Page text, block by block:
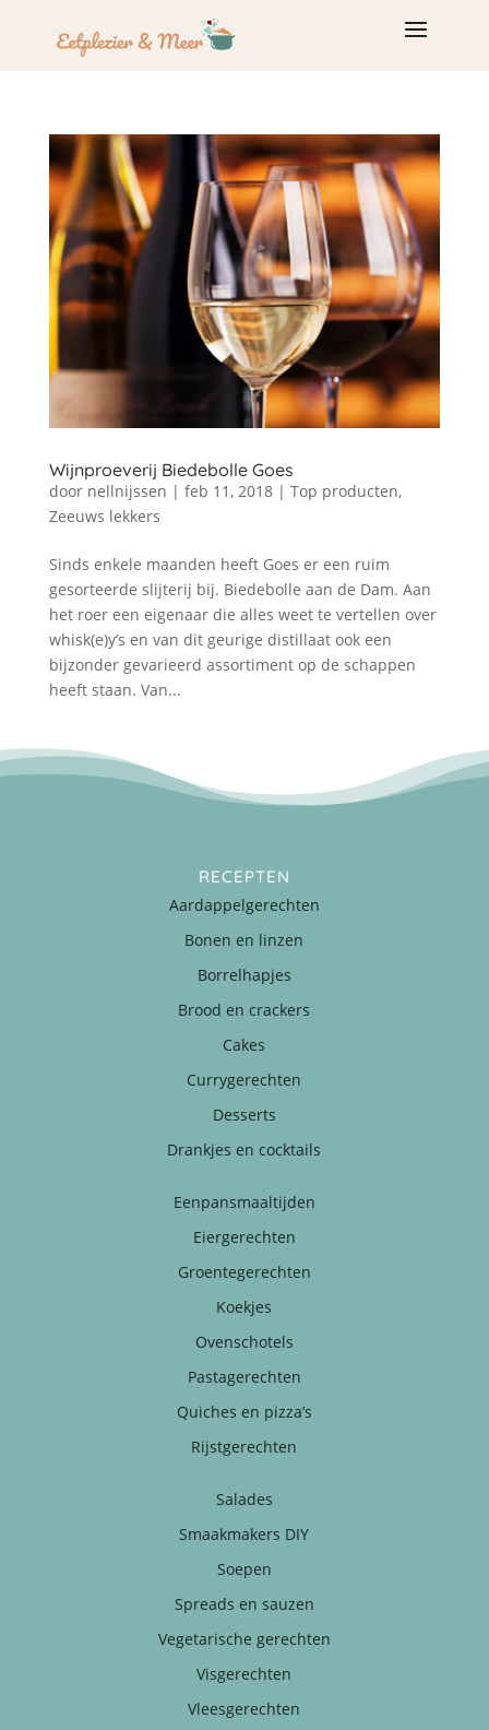
Wijnproeverij Biedebolle Goes
door nellnijssen | feb 11, 2018| Top producten,
Zeeuws lekkers
Sinds enkele maanden heeft Goes er een ruim
gesorteerde slijterij bij. Biedebolle aan de Dam. Aan
het roer een eigenaar die alles weet te vertellen over
whisk(e)y’s en van dit geurige distillaat ook een
bijzonder gevarieerd assortiment op de schappen
heeft staan. Van...
RECEPTEN
Aardappelgerechten
Bonen en linzen
Borrelhapjes
Brood en crackers
Cakes
Currygerechten
Desserts
Drankjes en cocktails
Eenpansmaaltijden
Eiergerechten
Groentegerechten
Koekjes
Ovenschotels
Pastagerechten
Quiches en pizza’s
Rijstgerechten
Salades
Smaakmakers DIY
Soepen
Spreads en sauzen
Vegetarische gerechten
Visgerechten
Vleesgerechten